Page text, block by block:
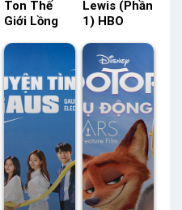
Ton Thế
Giới Lồng
Status: HD
Lewis (Phần
1) HBO
Minh –
Status: 52 /
52 Thuyết
Minh